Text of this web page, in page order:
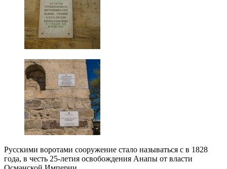
Русскими воротами сооружение стало называться с в 1828
года, в честь 25-летия освобождения Анапы от власти